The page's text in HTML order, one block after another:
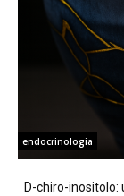
endocrinologia
D-chiro-